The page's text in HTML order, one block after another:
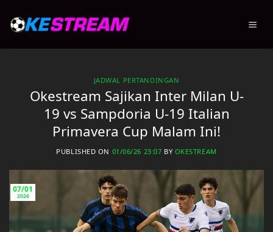
JADWAL PERTANDINGAN
Okestream Sajikan Inter Milan U-
19 vs Sampdoria U-19 Italian
Primavera Cup Malam Ini!
PUBLISHED ON 01/06/26 23:07 BY OKESTREAM
07/01
2026